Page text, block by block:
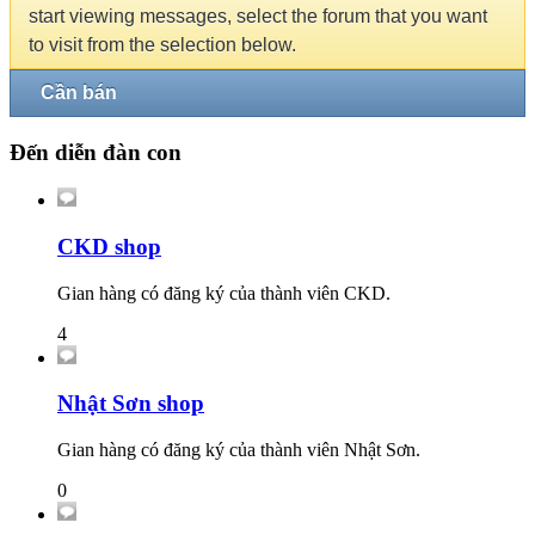
start viewing messages, select the forum that you want
to visit from the selection below.
Cần bán
Đến diễn đàn con
CKD shop
Gian hàng có đăng ký của thành viên CKD.
4
Nhật Sơn shop
Gian hàng có đăng ký của thành viên Nhật Sơn.
0